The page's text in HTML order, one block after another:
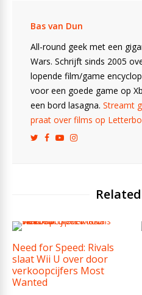
Bas van Dun
All-round geek met een
Wars. Schrijft sinds 2005
lopende film/game
voor een goede game op
een bord lasagna. Streamt
praat over films op
Need for Speed: Rivals
slaat Wii U over door
verkoopcijfers Most
Wanted